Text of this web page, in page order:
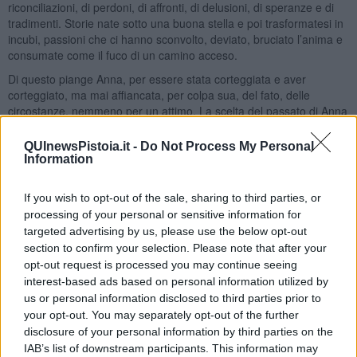
QUInewsPistoia.it - Do Not Process My Personal
Information
If you wish to opt-out of the sale, sharing to third parties, or
processing of your personal or sensitive information for
targeted advertising by us, please use the below opt-out
section to confirm your selection. Please note that after your
opt-out request is processed you may continue seeing
interest-based ads based on personal information utilized by
us or personal information disclosed to third parties prior to
your opt-out. You may separately opt-out of the further
disclosure of your personal information by third parties on the
IAB’s list of downstream participants. This information may
riconciliazioni, di perdoni, di affronti, di delusioni, di speranze e di
tradimenti. Storie nate sotto una buona stella e poi trasformatesi in
incubi, passioni che ci hanno sconvolto, deviato, bruciato l’anima e
consumate come il fuco di un camino acceso.
Di questo piange Anna, per essere stata corteggiata e aver
corteggiato, ma mai affiancata, per colpa sua, del fato, delle
circostanze, nemmeno per un attimo. La scelta del passato di Anna
segnata per sempre, se ripensa di essere ora, quella che tutti
chiamano, la “vedova allegra
”. Ovviamente solo le storie non
fantastica di ristabilire quel feeling che si era spezzato. Si da ora la
colpa per la storia che in passato non ha funzionato e riporta alla
mente le motivazioni per le quali aveva a suo tempo abbandonato,
annotando motivi futili, ridicoli, insignificanti ma che allora erano
validissimi.
A seguito delle sue analisi, la vediamo adesso, nel pieno del
controllo emotivo e con una strategia di recupero da difensore d’ala
sinistra, come fosse in un campo di calcio. Non perde occasione
per mostrarsi disinteressata, positiva, fascinosa e ogni circostanza
è buona per farsi notare e desiderare. Guarda caso si incontrano